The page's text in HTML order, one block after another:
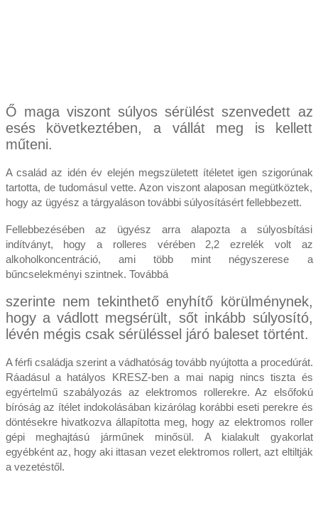
Ő maga viszont súlyos sérülést szenvedett az
esés következtében, a vállát meg is kellett
műteni.
A család az idén év elején megszületett ítéletet igen szigorúnak
tartotta, de tudomásul vette. Azon viszont alaposan megütköztek,
hogy az ügyész a tárgyaláson további súlyosításért fellebbezett.
Fellebbezésében az ügyész arra alapozta a súlyosbítási
indítványt, hogy a rolleres vérében 2,2 ezrelék volt az
alkoholkoncentráció, ami több mint négyszerese a
bűncselekményi szintnek. Továbbá
szerinte nem tekinthető enyhítő körülménynek,
hogy a vádlott megsérült, sőt inkább súlyosító,
lévén mégis csak sérüléssel járó baleset történt.
A férfi családja szerint a vádhatóság tovább nyújtotta a procedúrát.
Ráadásul a hatályos KRESZ-ben a mai napig nincs tiszta és
egyértelmű szabályozás az elektromos rollerekre. Az elsőfokú
bíróság az ítélet indokolásában kizárólag korábbi eseti perekre és
döntésekre hivatkozva állapította meg, hogy az elektromos roller
gépi meghajtású járműnek minősül. A kialakult gyakorlat
egyébként az, hogy aki ittasan vezet elektromos rollert, azt eltiltják
a vezetéstől.